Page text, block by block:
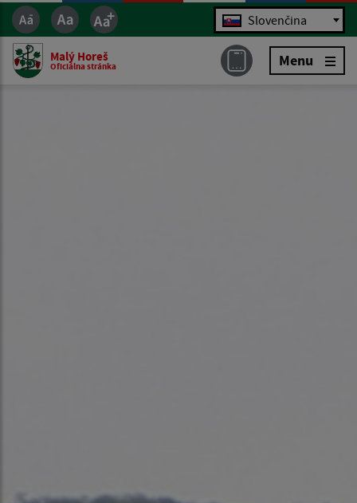
Jazyk Slovenčina
Malý Horeš
Oficiálna stránka Menu